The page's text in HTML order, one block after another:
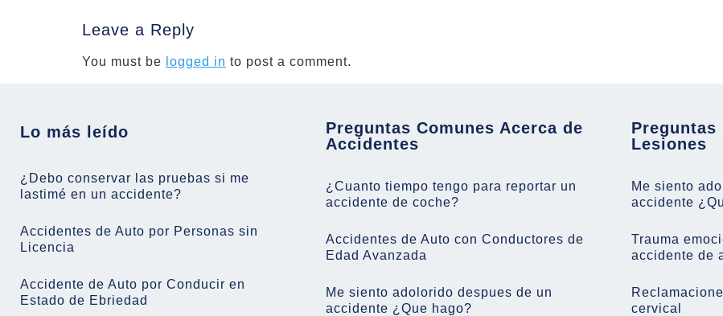
Leave a Reply
You must be logged in to post a comment.
Lo más leído
¿Debo conservar las pruebas si me
lastimé en un accidente?
Accidentes de Auto por Personas sin
Licencia
Accidente de Auto por Conducir en
Estado de Ebriedad
Preguntas Comunes Acerca de
Accidentes
¿Cuanto tiempo tengo para reportar un
accidente de coche?
Accidentes de Auto con Conductores de
Edad Avanzada
Me siento adolorido despues de un
accidente ¿Que hago?
Preguntas
Lesiones
Me siento
accidente
Trauma
accidente de
cervical